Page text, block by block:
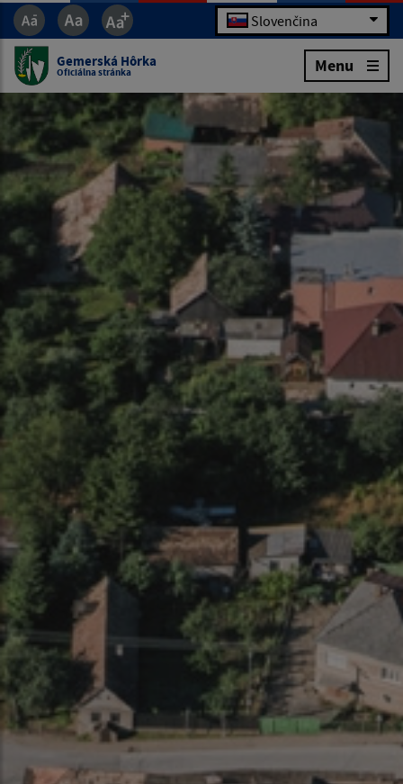
Slovenčina
Gemerská Hôrka
Oficiálna stránka Menu